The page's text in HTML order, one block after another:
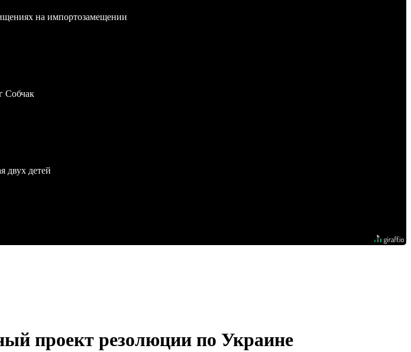
на импортозамещении
Собчак
двух детей
проект резолюции по Украине